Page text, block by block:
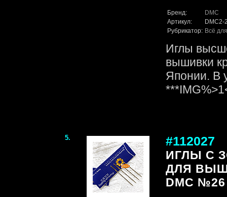
Бренд:
DMC
Артикул:
DMC2-
Рубрикатор: Всё
Иглы
вышивки
Японии. В
5. #112027
ИГЛЫ С
ДЛЯ
DMC